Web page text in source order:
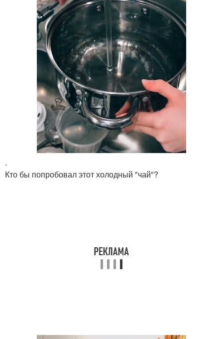
.
Кто бы попробовал этот холодный "чай"?